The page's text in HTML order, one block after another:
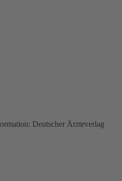
Deutscher Ärzteverlag